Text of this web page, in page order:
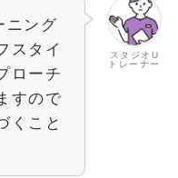
スタジオU
トレーナー
ニング
スタイ
ローチ
すので
くこと